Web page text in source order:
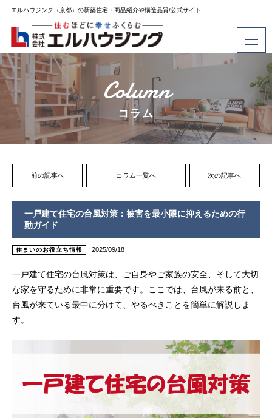
エルハウジング（京都）の新築住宅・商品紹介や構造品質/公式サイト
Column
コラム
前の記事へ コラム一覧へ 次の記事へ
一戸建て住宅の台風対策：被害を最小限に抑えるための行
動ガイド
住まいのお役立ち情報 2025/09/18
一戸建て住宅の台風対策は、ご自身やご家族の安全、そして大切
な家を守るために非常に重要です。ここでは、台風が来る前と、
台風が来ている最中に分けて、やるべきことを簡単に解説しま
す。